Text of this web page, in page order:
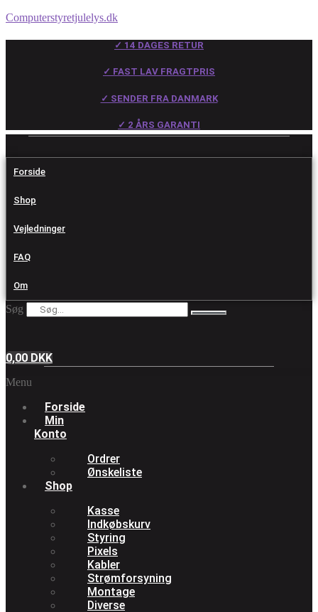
Computerstyretjulelys.dk
✓ 14 DAGES RETUR
✓ FAST LAV FRAGTPRIS
✓ SENDER FRA DANMARK
✓ 2 ÅRS GARANTI
Forside
Shop
Vejledninger
FAQ
Om
Søg
0,00 DKK
Menu
Forside
Min
Konto
Ordrer
Ønskeliste
Shop
Kasse
Indkøbskurv
Styring
Pixels
Kabler
Strømforsyning
Montage
Diverse